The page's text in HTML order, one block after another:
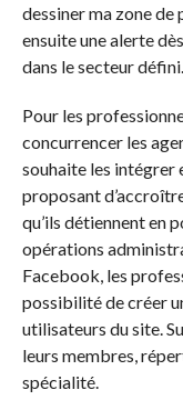
dessiner ma zone de
ensuite une alerte
dans le secteur défini.
Pour les
concurrencer les
souhaite les intégrer
proposant
qu’ils détiennent en
opérations
Facebook, les
possibilité de créer
utilisateurs du site.
leurs membres,
spécialité.